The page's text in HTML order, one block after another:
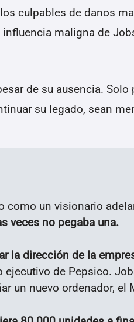
culpables de danos
maligna de
de su ausencia. Solo
su legado, sean
como un visionario
veces no pegaba una.
la dirección de la
ejecutivo de Pepsico.
un nuevo ordenador, el